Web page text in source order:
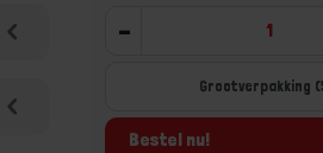
-
Grootverpakking
Bestel nu!